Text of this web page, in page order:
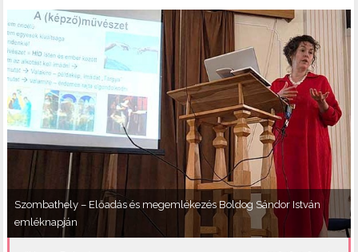
Szombathely – Előadás és megemlékezés Boldog Sándor István
emléknapján